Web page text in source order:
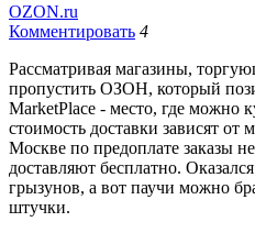
OZON.ru
Комментировать 4
Рассматривая магазины,
пропустить ОЗОН, который
MarketPlace - место, где можно
стоимость доставки зависят
Москве по предоплате заказы
доставляют бесплатно.
грызунов, а вот паучи можно
штучки.